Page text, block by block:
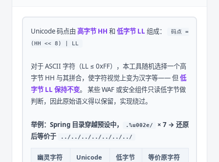
Unicode 码点由 高字节 HH 和 低字节 LL 组成：
码点 =
(HH << 8) | LL
对于 ASCII 字符（LL ≤ 0xFF），本工具随机选择一个高
字节 HH 与其拼合，使字符视觉上变为汉字等—— 但 低
字节 LL 保持不变。 某些 WAF 或安全组件只读低字节做
判断，因此原始语义得以保留，实现绕过。
举例：Spring 目录穿越预设中， .%u002e/
× 7 → 还原
后等价于
../../../../../../../
幽灵字符 Unicode 低字节 等价原字符